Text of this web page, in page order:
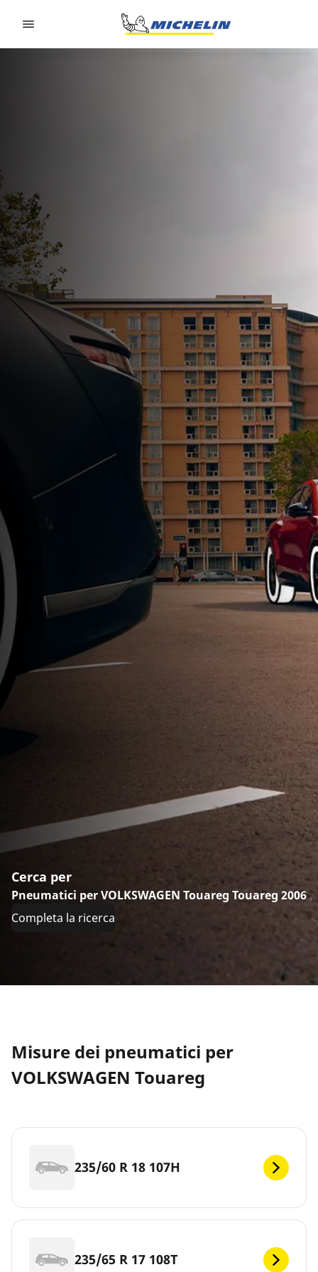
Cerca per
Pneumatici per VOLKSWAGEN Touareg Touareg 2006
Completa la ricerca
Misure dei pneumatici per
VOLKSWAGEN Touareg
235/60 R 18 107H
235/65 R 17 108T